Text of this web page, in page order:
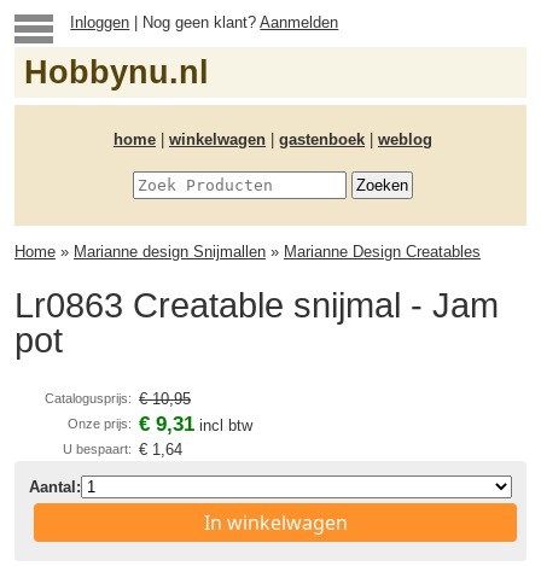
Inloggen | Nog geen klant?Aanmelden
Hobbynu.nl
home winkelwagen gastenboek weblog
Home » Marianne design Snijmallen » Marianne Design Creatables
Lr0863 Creatable snijmal - Jam
pot
Catalogusprijs: € 10,95
Onze prijs: € 9,31 incl btw
U bespaart: € 1,64
Aantal:
In winkelwagen